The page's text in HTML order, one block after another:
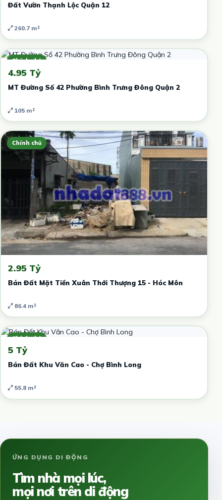
Đất Vườn Thạnh Lộc Quận 12
260.7 m²
Chính chủ
4.95 Tỷ
MT Đường Số 42 Phường Bình Trưng Đông Quận 2
105 m²
Chính chủ
2.95 Tỷ
Bán Đất Mặt Tiền Xuân Thới Thượng 15 - Hóc Môn
86.4 m²
Chính chủ
5 Tỷ
Bán Đất Khu Văn Cao - Chợ Bình Long
55.8 m²
ỨNG DỤNG DI ĐỘNG
Tìm nhà mọi lúc,
mọi nơi trên di động